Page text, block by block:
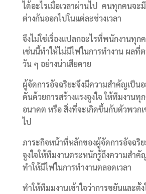
ได้อะไรเมื่อเวลาผ่านไป คนทุกคนจะ
ต่างกันออกไปในแต่ละช่วงเวลา
จึงไม่ใช่เรื่องแปลกอะไรที่พนักงานทุก
เช่นนี้ทำให้ไม่มีไฟในการทำงาน ผลที่
วัน ๆ อย่างน่าเสียดาย
ผู้จัดการอัจฉริยะจึงมีความสำคัญเป็น
ดันด้วยการสร้างแรงจูงใจ ให้ทีมงานทุ
อนาคต หรือ สิ่งที่จะเกิดขึ้นกับตัวพวกเ
ไป
ภาระกิจหน้าที่หลักของผู้จัดการอัจฉริย
จูงใจให้ทีมงานตระหนักรู้ถึงความสำคั
ทำให้มีไฟในการทำงานตลอดเวลา
ทำให้ทีมมงานเข้าใจว่าการขยันและตั้